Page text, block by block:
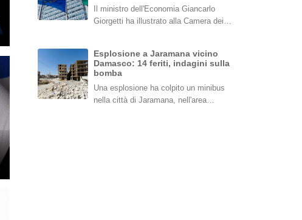
Il ministro dell'Economia Giancarlo
Giorgetti ha illustrato alla Camera dei…
Esplosione a Jaramana vicino
Damasco: 14 feriti, indagini sulla
bomba
Una esplosione ha colpito un minibus
nella città di Jaramana, nell'area…